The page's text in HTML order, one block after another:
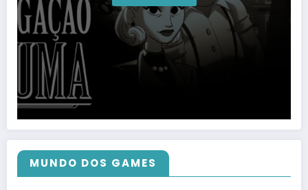
MUNDO DOS GAMES